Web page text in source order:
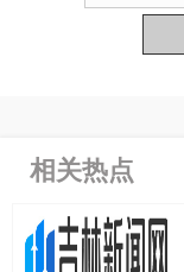
相关热点